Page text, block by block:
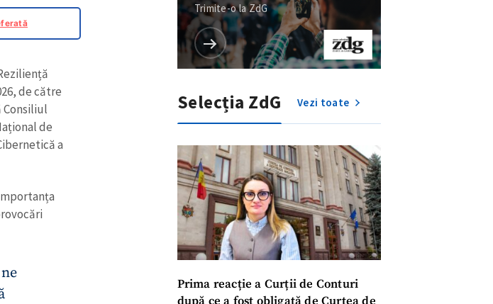
de către
Consiliul
de
a
Trimite-o la ZdG
Selecția ZdG Vezi toate
Prima reacție a Curții de Conturi